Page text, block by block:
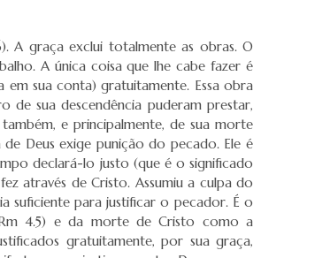
A graça exclui totalmente as obras. O
A única coisa que lhe cabe fazer é
sua conta) gratuitamente. Essa obra
de sua descendência puderam prestar,
também, e principalmente, de sua morte
Deus exige punição do pecado. Ele é
declará-lo justo (que é o significado
através de Cristo. Assumiu a culpa do
suficiente para justificar o pecador. É o
4.5) e da morte de Cristo como a
gratuitamente, por sua graça,